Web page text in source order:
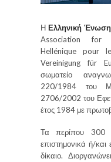
Η Ελληνική
Association for
Hellénique pour
Vereinigung für
σωματείο
220/1984 του
2706/2002 του
έτος 1984 με
Τα περίπου 300
επιστημονικά ή/
δίκαιο.